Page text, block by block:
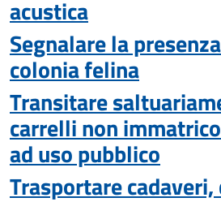
acustica
Segnalare la
colonia felina
Transitare
carrelli non
ad uso pubblico
Trasportare